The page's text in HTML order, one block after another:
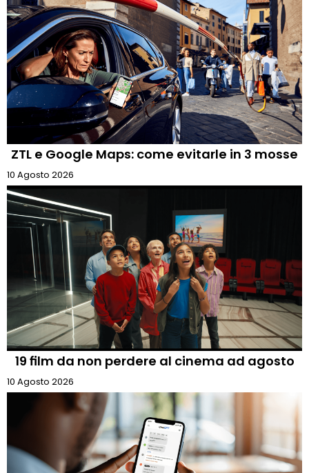
ZTL e Google Maps: come evitarle in 3 mosse
10 Agosto 2026
19 film da non perdere al cinema ad agosto
10 Agosto 2026